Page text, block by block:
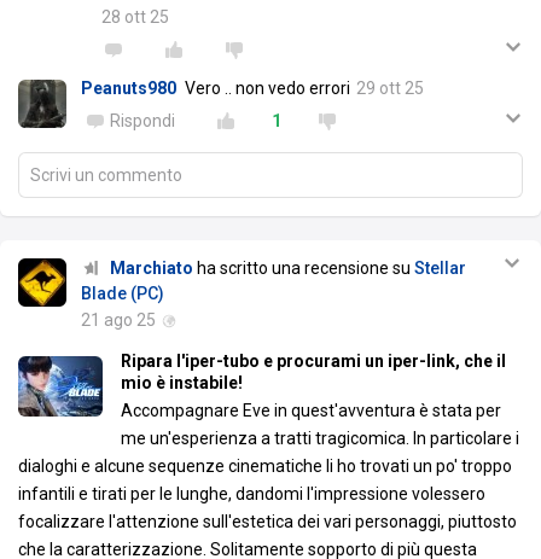
28 ott 25
Peanuts980 Vero .. non vedo errori 29 ott 25
Rispondi
1
Scrivi un commento
Marchiato ha scritto una recensione su Stellar
Blade (PC)
21 ago 25
Ripara l'iper-tubo e procurami un iper-link, che il
mio è instabile!
Accompagnare Eve in quest'avventura è stata per
me un'esperienza a tratti tragicomica. In particolare i
dialoghi e alcune sequenze cinematiche li ho trovati un po' troppo
infantili e tirati per le lunghe, dandomi l'impressione volessero
focalizzare l'attenzione sull'estetica dei vari personaggi, piuttosto
che la caratterizzazione. Solitamente sopporto di più questa